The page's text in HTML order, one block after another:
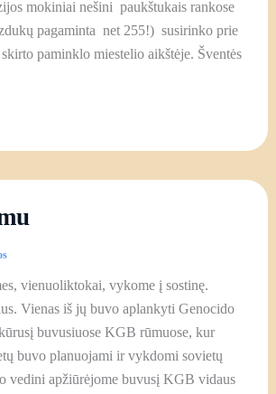
mokiniai nešini paukštukais rankose
pagaminta net 255!) susirinko prie
paminklo miestelio aikštėje. Šventės
vienuoliktokai, vykome į sostinę.
Vienas iš jų buvo aplankyti Genocido
buvusiuose KGB rūmuose, kur
buvo planuojami ir vykdomi sovietų
vedini apžiūrėjome buvusį KGB vidaus